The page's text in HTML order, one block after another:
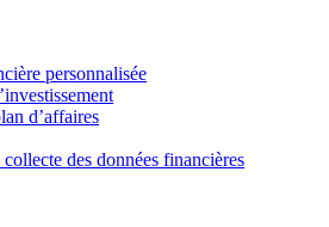
personnalisée
d’affaires
des données financières